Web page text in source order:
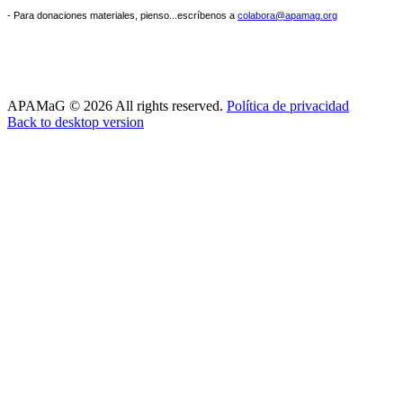
- Para donaciones materiales, pienso...escríbenos a colabora@apamag.org
APAMaG © 2026All rights reserved. Política de privacidad
Back to desktop version